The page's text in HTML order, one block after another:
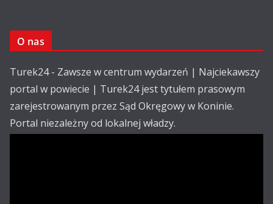
O nas
Turek24 - Zawsze w centrum wydarzeń | Najciekawszy
portal w powiecie | Turek24 jest tytułem prasowym
zarejestrowanym przez Sąd Okręgowy w Koninie.
Portal niezależny od lokalnej władzy.